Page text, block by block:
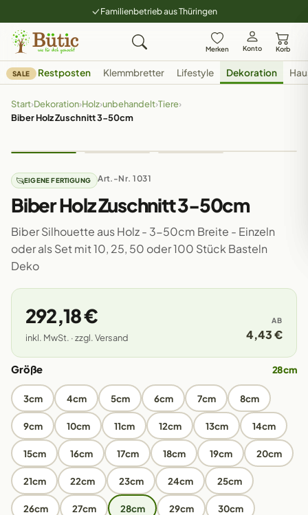
Familienbetrieb aus Thüringen
Merken Konto Korb
SALE Restposten Klemmbretter Lifestyle Dekoration
Start›Dekoration›Holz›unbehandelt›Tiere›
Biber Holz Zuschnitt 3-50cm
EIGENE FERTIGUNG Art.-Nr. 1031
Biber Holz Zuschnitt 3-50cm
Biber Silhouette aus Holz - 3-50cm Breite - Einzeln
oder als Set mit 10, 25, 50 oder 100 Stück Basteln
Deko
292,18 €
inkl. MwSt. · zzgl. Versand
AB
4,43 €
Größe 28cm
3cm 4cm 5cm 6cm 7cm 8cm
9cm 10cm 11cm 12cm 13cm 14cm
15cm 16cm 17cm 18cm 19cm 20cm
21cm 22cm 23cm 24cm 25cm
26cm 27cm 28cm 29cm 30cm